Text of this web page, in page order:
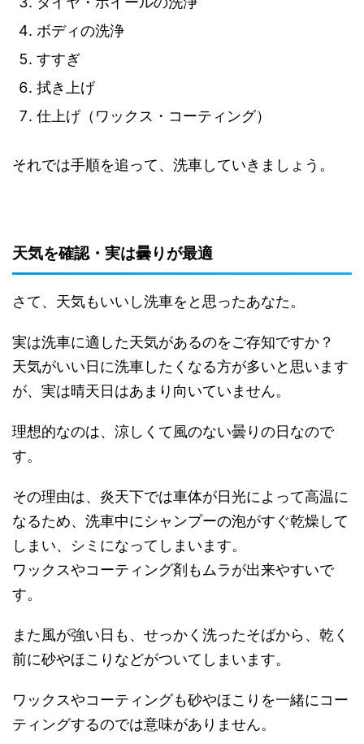
ボディの洗浄
すすぎ
拭き上げ
仕上げ（ワックス・コーティング）
それでは手順を追って、洗車していきましょう。
天気を確認・実は曇りが最適
さて、天気もいいし洗車をと思ったあなた。
実は洗車に適した天気があるのをご存知ですか？
天気がいい日に洗車したくなる方が多いと思います
が、実は晴天日はあまり向いていません。
理想的なのは、涼しくて風のない曇りの日なので
す。
その理由は、炎天下では車体が日光によって高温に
なるため、洗車中にシャンプーの泡がすぐ乾燥して
しまい、シミになってしまいます。
ワックスやコーティング剤もムラが出来やすいで
す。
また風が強い日も、せっかく洗ったそばから、乾く
前に砂やほこりなどがついてしまいます。
ワックスやコーティングも砂やほこりを一緒にコー
ティングするのでは意味がありません。